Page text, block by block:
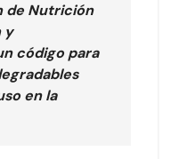
de Nutrición
y
código para
en la